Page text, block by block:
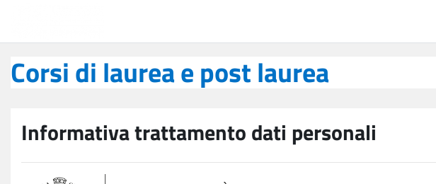
Corsi di laurea e post laurea
Informativa trattamento dati personali